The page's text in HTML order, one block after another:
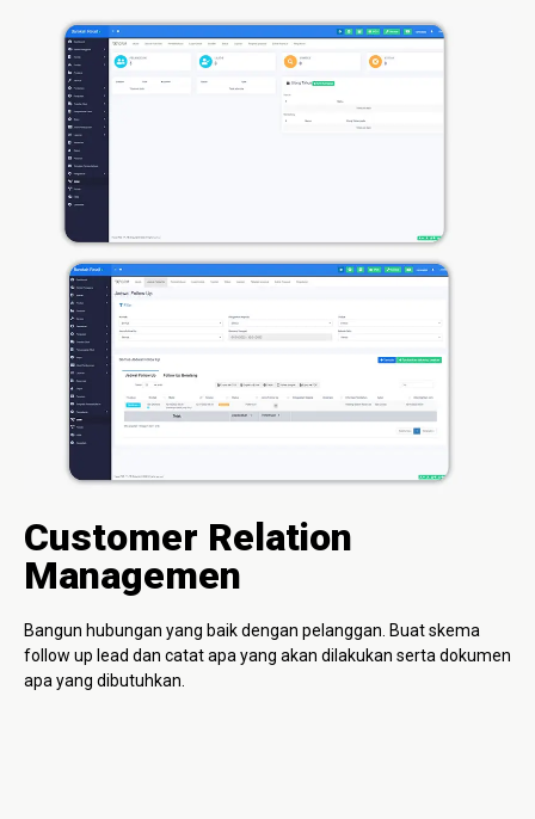
Customer Relation
Managemen
Bangun hubungan yang baik dengan pelanggan. Buat skema
follow up lead dan catat apa yang akan dilakukan serta dokumen
apa yang dibutuhkan.